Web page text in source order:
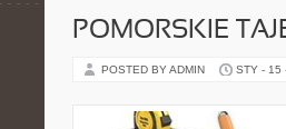
POMORSKIE
POSTED BY ADMIN STY - 15